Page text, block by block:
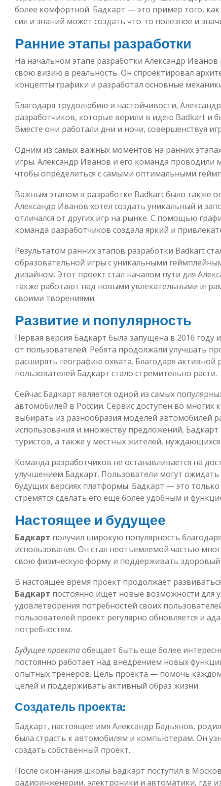
более комфортной. Бадкарт — это пример того,
сил и знаний может создать что-то полезное и
Ранние этапы разработки
На начальном этапе разработки Александр
свою визию в реальность. Он спроектировал
концепты графики и разработал основные
Благодаря трудолюбию и настойчивости,
разработчиков, которые верили в идею Badkart и
Вместе они работали дни и ночи, совершенствуя
Одним из самых важных моментов на ранних
игры. Александр Иванов и его команда проводили
чтобы определиться с самыми оптимальными
Важным этапом в разработке Badkart было также
Александр Иванов хотел создать уникальный и
отличался от других игр на рынке. С помощью
команда разработчиков создала яркий и
Результатом ранних этапов разработки Badkart
образовательной игры с уникальными
дизайном. Этот проект стал началом пути для
также работают над новыми увлекательными
своими творениями.
Развитие и популярность
Первая версия Бадкарт была запущена в 2016
от пользователей. Ребята продолжали улучшать
расширять географию охвата. Благодаря активной
пользователей Бадкарт стало стремительно расти.
Сейчас Бадкарт является одной из самых
автомобилей в России. Сервис доступен во многих
выбирать из разнообразия моделей автомобилей
использования и множеству предложений,
туристов, а также у местных жителей,
Команда разработчиков не останавливается на
улучшением Бадкарт. Пользователи могут
будущих версиях платформы. Бадкарт — это
стремятся сделать его еще более удобным и
Настоящее и будущее
Бадкарт получил широкую популярность
использования. Он стал неотъемлемой частью
свою физическую форму и поддерживать здоровый
В настоящее время проект продолжает
Бадкарт постоянно ищет новые возможности для
удовлетворения потребностей своих
пользователей проект регулярно обновляется и
потребностям.
Будущее проектаобещает быть еще более
постоянно работает над внедрением новых
опытных тренеров. Цель проекта — помочь
целей и поддерживать активный образ жизни.
Создатель проекта:
Бадкарт, настоящее имя Александр Бадьянов,
была страсть к автомобилям и компьютерам. Он
создать собственный проект.
После окончания школы Бадкарт поступил в
радиоинженерии, электроники и автоматики, где